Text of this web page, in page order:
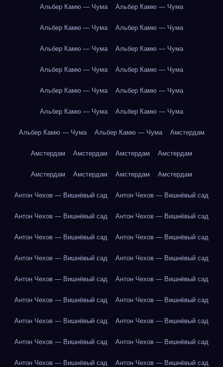
Альбер Камю — Чума Альбер Камю — Чума
Альбер Камю — Чума Альбер Камю — Чума
Альбер Камю — Чума Альбер Камю — Чума
Альбер Камю — Чума Альбер Камю — Чума
Альбер Камю — Чума Альбер Камю — Чума
Альбер Камю — Чума Альбер Камю — Чума
Альбер Камю — Чума Альбер Камю — Чума Амстердам
Амстердам Амстердам Амстердам Амстердам
Амстердам Амстердам Амстердам Амстердам
Антон Чехов — Вишнёвый сад Антон Чехов — Вишнёвый сад
Антон Чехов — Вишнёвый сад Антон Чехов — Вишнёвый сад
Антон Чехов — Вишнёвый сад Антон Чехов — Вишнёвый сад
Антон Чехов — Вишнёвый сад Антон Чехов — Вишнёвый сад
Антон Чехов — Вишнёвый сад Антон Чехов — Вишнёвый сад
Антон Чехов — Вишнёвый сад Антон Чехов — Вишнёвый сад
Антон Чехов — Вишнёвый сад Антон Чехов — Вишнёвый сад
Антон Чехов — Вишнёвый сад Антон Чехов — Вишнёвый сад
Антон Чехов — Вишнёвый сад Антон Чехов — Вишнёвый сад